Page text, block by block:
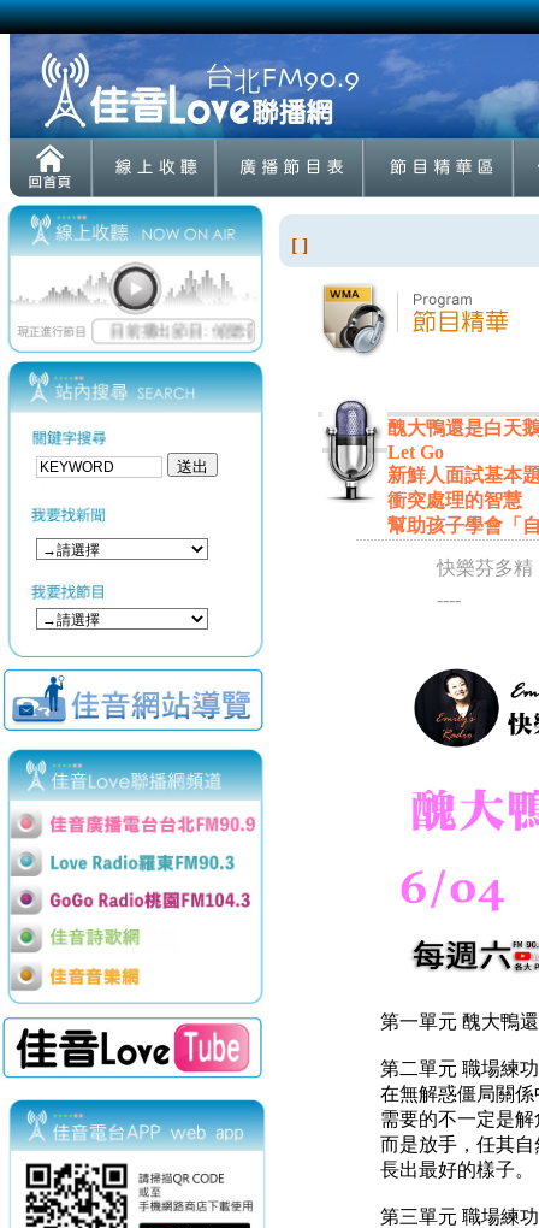
[ ]
醜大鴨還是白天
Let Go
新鮮人面試基本
衝突處理的智慧
幫助孩子學會「
快樂芬多精
----
第一單元 醜大鴨
第二單元 職場練
在無解惑僵局關係
需要的不一定是解
而是放手，任其自
長出最好的樣子。
第三單元 職場練